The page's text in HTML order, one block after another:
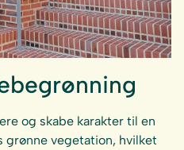
og skabe karakter til en
grønne vegetation, hvilket